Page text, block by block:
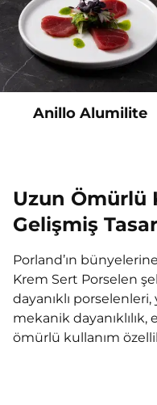
Anillo Alumilite
Uzun Ömürlü
Gelişmiş
Porland’ın
Krem Sert Porselen
dayanıklı
mekanik
ömürlü kullanım